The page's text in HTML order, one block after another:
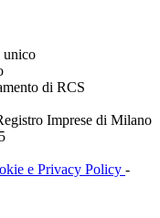
unico
di RCS
Imprese di Milano
e Privacy Policy -